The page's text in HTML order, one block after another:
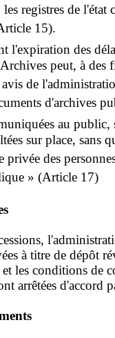
registres de l'état
15).
l'expiration des
peut, à des
de
d'archives
au public,
sur place, sans
privée des
» (Article 17)
à titre de dépôt
les conditions de
arrêtées d'accord